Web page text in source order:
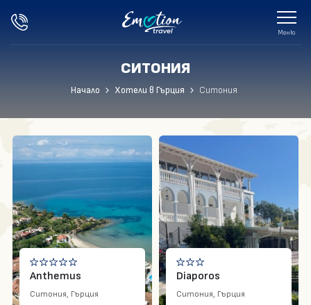
Меню
Почивки
Хотели в България
Хотели в Гърция
Екзотика
Другите за нас
Блог
СИТОНИЯ
Начало Хотели в Гърция Ситония
Anthemus
Ситония, Гърция
Diaporos
Ситония, Гърция